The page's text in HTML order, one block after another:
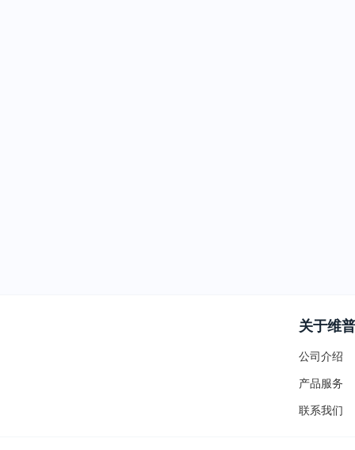
关于维普
公司介绍
产品服务
联系我们